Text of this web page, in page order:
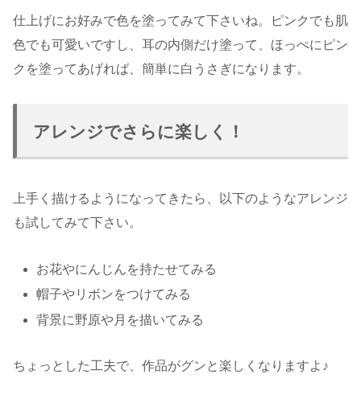
仕上げにお好みで色を塗ってみて下さいね。ピンクでも肌
色でも可愛いですし、耳の内側だけ塗って、ほっぺにピン
クを塗ってあげれば、簡単に白うさぎになります。
アレンジでさらに楽しく！
上手く描けるようになってきたら、以下のようなアレンジ
も試してみて下さい。
お花やにんじんを持たせてみる
帽子やリボンをつけてみる
背景に野原や月を描いてみる
ちょっとした工夫で、作品がグンと楽しくなりますよ♪